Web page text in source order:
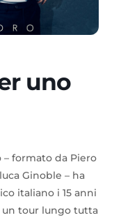
uno
– formato da Piero
Ginoble – ha
italiano i 15 anni
un tour lungo tutta